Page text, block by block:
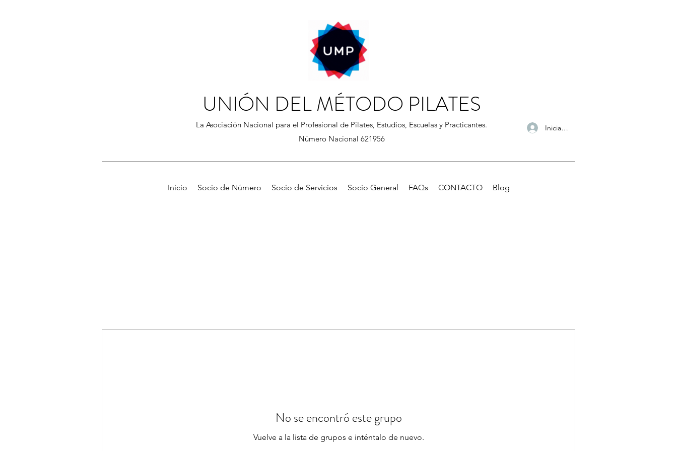
UNIÓN DEL MÉTODO PILATES
La Asociación Nacional para el Profesional de Pilates, Estudios, Escuelas y Practicantes.
Número Nacional 621956
Iniciar sesión
Inicio Socio de Número Socio de Servicios Socio General FAQs CONTACTO Blog
No se encontró este grupo
Vuelve a la lista de grupos e inténtalo de nuevo.